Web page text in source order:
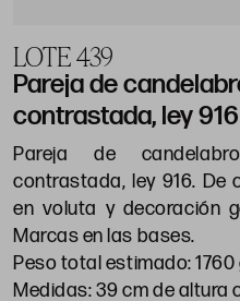
LOTE 439
Pareja de
contrastada, ley 916
Pareja de
contrastada, ley 916. De
en voluta y decoración
Marcas en las bases.
Peso total estimado: 1760
Medidas: 39 cm de altura